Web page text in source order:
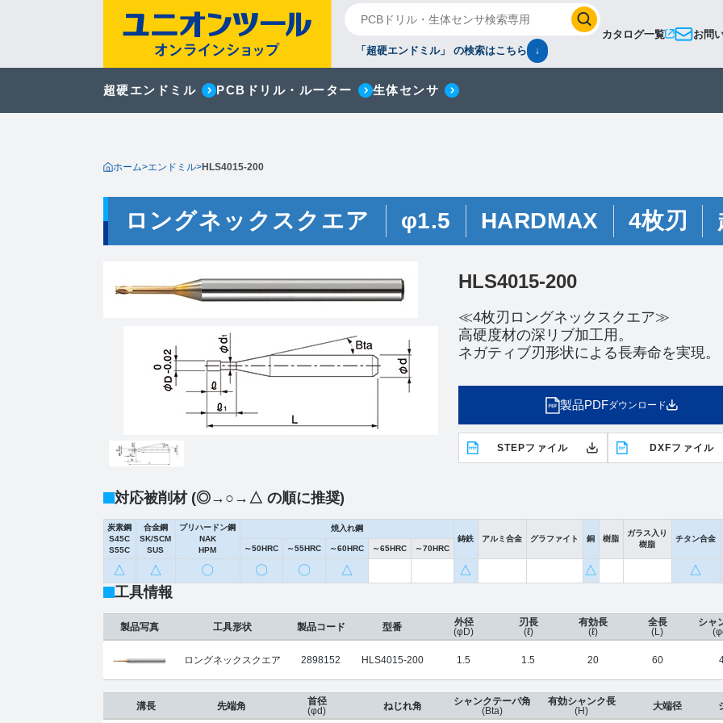
カタログ一覧
お問
「超硬エンドミル」 の検索はこちら
↓
超硬エンドミル PCBドリル・ルーター 生体センサ
ホーム>エンドミル>HLS4015-200
ロングネックスクエア φ1.5 HARDMAX 4枚刃
HLS4015-200
≪4枚刃ロングネックスクエア≫
高硬度材の深リブ加工用。
ネガティブ刃形状による長寿命を実現。
製品PDFダウンロード
STEPファイル DXFファイル
対応被削材 (◎→○→△ の順に推奨)
炭素鋼
S45C
S55C
合金鋼
SK/SCM
SUS
プリハードン鋼
NAK
HPM
焼入れ鋼
鋳鉄
アルミ合金 グラファイト 銅 樹脂
ガラス入り
樹脂
チタン合金
～50HRC
～55HRC ～60HRC ～65HRC ～70HRC
△ △ 〇 〇 〇 △ △ △ △
工具情報
製品写真 工具形状
ロングネックスクエア
製品コード
2898152
型番
HLS4015-200
外径
(φD)
1.5
刃長
(ℓ)
1.5
有効長
(ℓ)
20
全長
(L)
60
シャ
溝長 先端角
首径
(φd)
ねじれ角
シャンクテーパ角
(Bta)
有効シャンク長
(H)
大端径